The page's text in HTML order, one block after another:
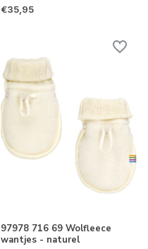
€35,95
97978 716 69 Wolfleece
wantjes - naturel